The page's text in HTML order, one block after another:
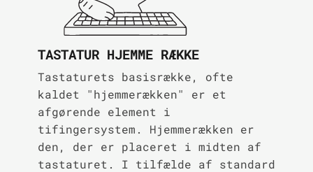
TASTATUR HJEMME RÆKKE
Tastaturets basisrække, ofte
kaldet "hjemmerækken" er et
afgørende element i
tifingersystem. Hjemmerækken er
den, der er placeret i midten af
tastaturet. I tilfælde af standard